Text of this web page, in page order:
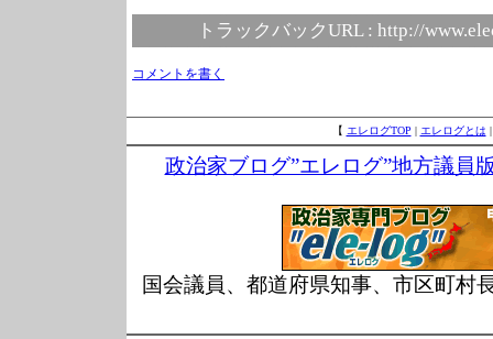
トラックバックURL : http://
コメントを書く
【 エレログTOP | エレログとは
政治家ブログ”エレログ”地方議員
国会議員、都道府県知事、市区町村